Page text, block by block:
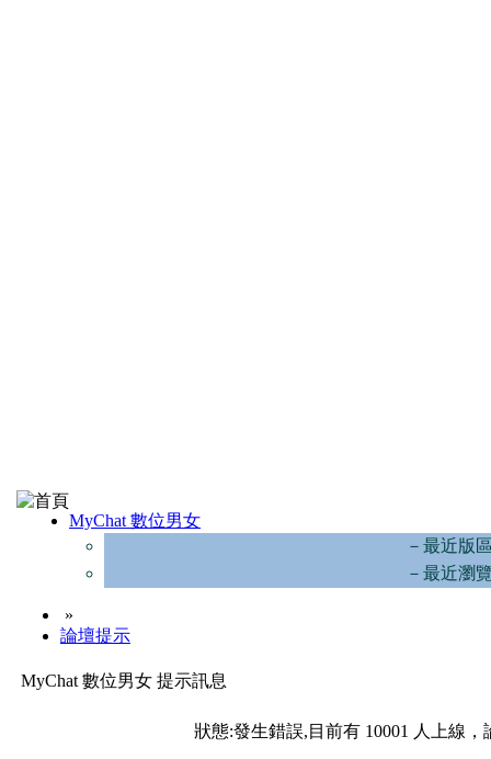
MyChat 數位男女
－最近版
－最近瀏
»
論壇提示
MyChat 數位男女 提示訊息
狀態:發生錯誤,目前有 10001 人上線